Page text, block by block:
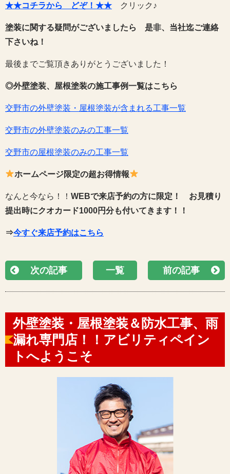
★★コチラから どぞ！★★ クリック♪
塗装に関する疑問がございましたら 是非、当社迄ご連絡
下さいね！
最後までご覧頂きありがとうございました！
◎外壁塗装、屋根塗装の施工事例一覧はこちら
交野市の外壁塗装・屋根塗装が含まれる工事一覧
交野市の外壁塗装のみの工事一覧
交野市の屋根塗装のみの工事一覧
ホームページ限定の超お得情報
なんと今なら！！ WEBで来店予約の方に限定！
お見積り
提出時にクオカード1000円分も付いてきます！！
⇒今すぐ来店予約はこちら
次の記事 一覧 前の記事
外壁塗装・屋根塗装＆防水工事、雨
漏れ専門店！！アビリティペイン
トへようこそ